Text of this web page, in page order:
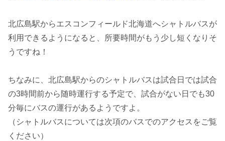
北広島駅からエスコンフィールド北海道へシャトルバスが
利用できるようになると、所要時間がもう少し短くなりそ
うですね！
ちなみに、北広島駅からのシャトルバスは試合日では試合
の3時間前から随時運行する予定で、試合がない日でも30
分毎にバスの運行があるようですよ。
（シャトルバスについては次項のバスでのアクセスをご覧
ください）